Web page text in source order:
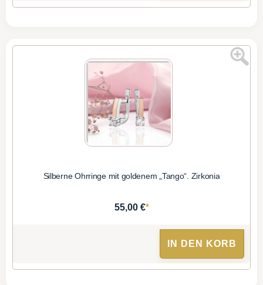
Silberne Ohrringe mit goldenem „Tango“. Zirkonia
55,00 €*
IN DEN KORB